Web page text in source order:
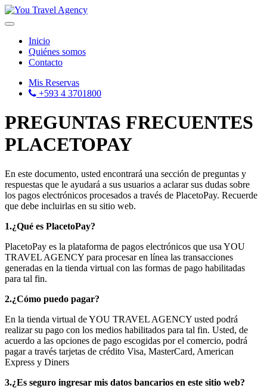
Toggle
navigation
Inicio
Quiénes somos
Contacto
Mis Reservas
+593 4 3701800
PREGUNTAS FRECUENTES
PLACETOPAY
En este documento, usted encontrará una sección de preguntas y
respuestas que le ayudará a sus usuarios a aclarar sus dudas sobre
los pagos electrónicos procesados a través de PlacetoPay. Recuerde
que debe incluirlas en su sitio web.
1.¿Qué es PlacetoPay?
PlacetoPay es la plataforma de pagos electrónicos que usa YOU
TRAVEL AGENCY para procesar en línea las transacciones
generadas en la tienda virtual con las formas de pago habilitadas
para tal fin.
2.¿Cómo puedo pagar?
En la tienda virtual de YOU TRAVEL AGENCY usted podrá
realizar su pago con los medios habilitados para tal fin. Usted, de
acuerdo a las opciones de pago escogidas por el comercio, podrá
pagar a través tarjetas de crédito Visa, MasterCard, American
Express y Diners
3.¿Es seguro ingresar mis datos bancarios en este sitio web?